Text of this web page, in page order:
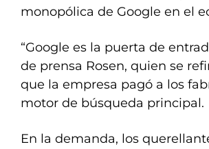
monopólica de Google en el
“Google es la puerta de
de prensa Rosen, quien se
que la empresa pagó a los
motor de búsqueda principal.
En la demanda, los